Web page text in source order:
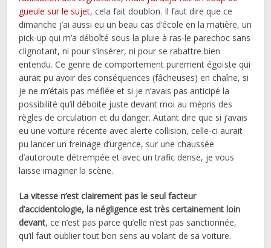
gueule sur le sujet, cela fait doublon. Il faut dire que ce
dimanche j’ai aussi eu un beau cas d’école en la matière, un
pick-up qui m’a déboîté sous la pluie à ras-le parechoc sans
clignotant, ni pour s’insérer, ni pour se rabattre bien
entendu. Ce genre de comportement purement égoïste qui
aurait pu avoir des conséquences (fâcheuses) en chaîne, si
je ne m’étais pas méfiée et si je n’avais pas anticipé la
possibilité qu’il déboite juste devant moi au mépris des
règles de circulation et du danger. Autant dire que si j’avais
eu une voiture récente avec alerte collision, celle-ci aurait
pu lancer un freinage d’urgence, sur une chaussée
d’autoroute détrempée et avec un trafic dense, je vous
laisse imaginer la scène.
La vitesse n’est clairement pas le seul facteur
d’accidentologie, la négligence est très certainement loin
devant, ce n’est pas parce qu’elle n’est pas sanctionnée,
qu’il faut oublier tout bon sens au volant de sa voiture.